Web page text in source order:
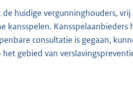
huidige vergunninghouders,
kansspelen.
consultatie is gegaan,
gebied van